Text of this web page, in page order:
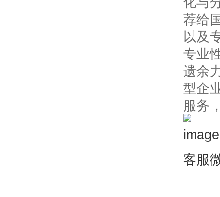
荐给
以及
专业
遗余
型企
服务
客服